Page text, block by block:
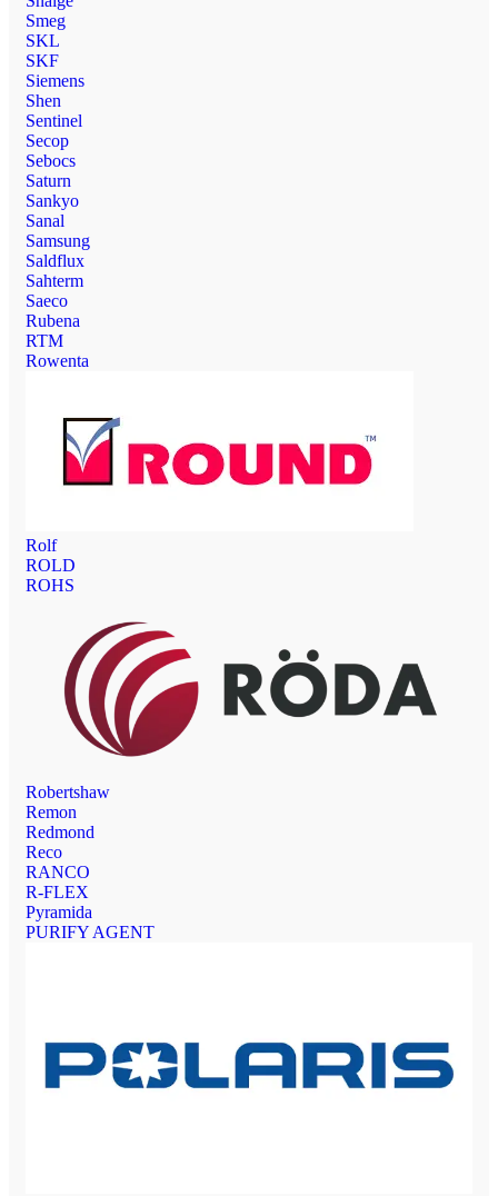
Smeg
SKL
SKF
Siemens
Shen
Sentinel
Secop
Sebocs
Saturn
Sankyo
Sanal
Samsung
Saldflux
Sahterm
Saeco
Rubena
RTM
Rowenta
Rolf
ROLD
ROHS
Robertshaw
Remon
Redmond
Reco
RANCO
R-FLEX
Pyramida
PURIFY AGENT